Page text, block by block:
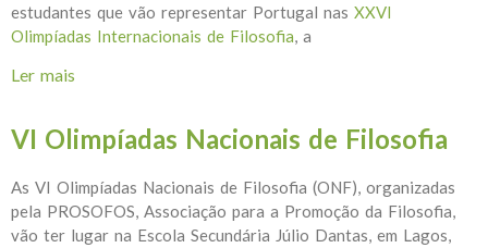
estudantes que vão representar Portugal nas XXVI
Olimpíadas Internacionais de Filosofia, a
Ler mais
VI Olimpíadas Nacionais de Filosofia
As VI Olimpíadas Nacionais de Filosofia (ONF), organizadas
pela PROSOFOS, Associação para a Promoção da Filosofia,
vão ter lugar na Escola Secundária Júlio Dantas, em Lagos,